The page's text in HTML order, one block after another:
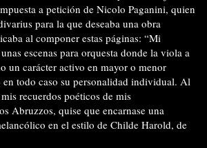
a petición de Nicolo Paganini, quien
para la que deseaba una obra
al componer estas páginas: “Mi
escenas para orquesta donde la viola a
un carácter activo en mayor o menor
en todo caso su personalidad individual. Al
recuerdos poéticos de mis
Abruzzos, quise que encarnase una
en el estilo de Childe Harold, de